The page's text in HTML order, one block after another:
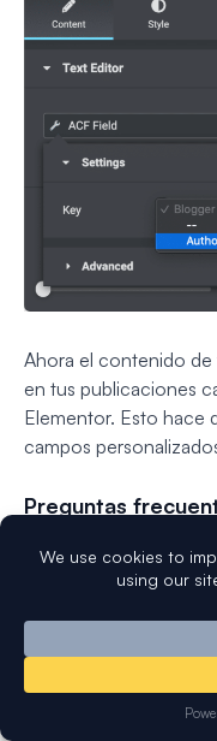
Ahora el contenido
en tus publicaciones
Elementor. Esto hace
campos
Preguntas
invitados
Aprender a agregar y
formularios de
interés popular entre
respuestas a algunas